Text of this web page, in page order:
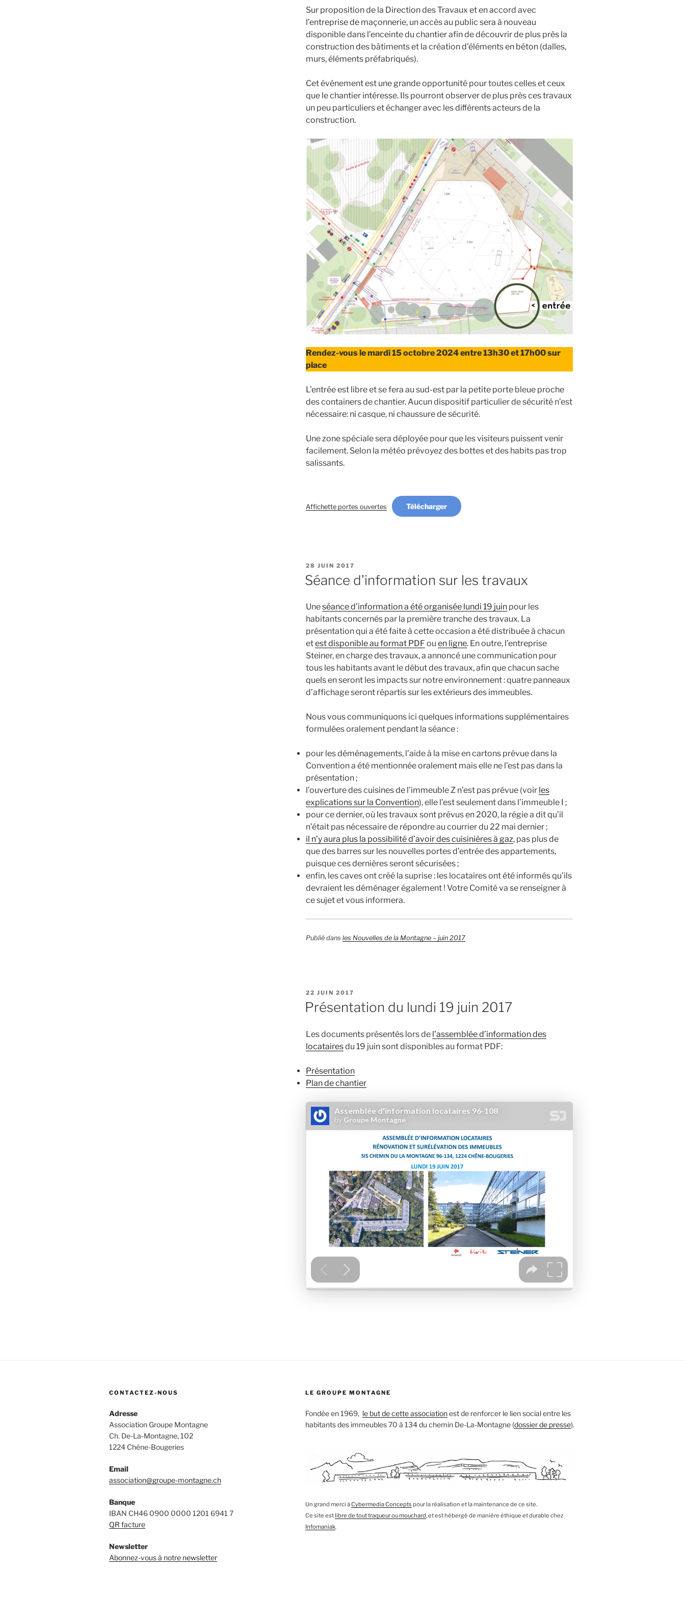
Sur proposition de la Direction des Travaux et en accord avec
l’entreprise de maçonnerie, un accès au public sera à nouveau
disponible dans l’enceinte du chantier afin de découvrir de plus près la
construction des bâtiments et la création d’éléments en béton (dalles,
murs, éléments préfabriqués).
Cet événement est une grande opportunité pour toutes celles et ceux
que le chantier intéresse. Ils pourront observer de plus près ces travaux
un peu particuliers et échanger avec les diﬀérents acteurs de la
construction.
Rendez-vous le mardi 15 octobre 2024 entre 13h30 et 17h00 sur
place
L’entrée est libre et se fera au sud-est par la petite porte bleue proche
des containers de chantier. Aucun dispositif particulier de sécurité n’est
nécessaire: ni casque, ni chaussure de sécurité.
Une zone spéciale sera déployée pour que les visiteurs puissent venir
facilement. Selon la météo prévoyez des bottes et des habits pas trop
salissants.
Affichette portes ouvertes Télécharger
PUBLIÉ
LE
28 JUIN 2017
Séance d’information sur les travaux
Uneséance d’information a été organisée lundi 19 juinpour les
habitants concernés par la première tranche des travaux. La
présentation qui a été faite à cette occasion a été distribuée à chacun
etest disponible au format PDF ou en ligne. En outre, l’entreprise
Steiner, en charge des travaux, a annoncé une communication pour
tous les habitants avant le début des travaux, afin que chacun sache
quels en seront les impacts sur notre environnement : quatre panneaux
d’affichage seront répartis sur les extérieurs des immeubles.
Nous vous communiquons ici quelques informations supplémentaires
formulées oralement pendant la séance :
pour les déménagements, l’aide à la mise en cartons prévue dans la
Convention a été mentionnée oralement mais elle ne l’est pas dans la
présentation ;
l’ouverture des cuisines de l’immeuble Z n’est pas prévue (voir les
explications sur la Convention), elle l’est seulement dans l’immeuble I ;
pour ce dernier, où les travaux sont prévus en 2020, la régie a dit qu’il
n’était pas nécessaire de répondre au courrier du 22 mai dernier ;
il n’y aura plus la possibilité d’avoir des cuisinières à gaz, pas plus de
que des barres sur les nouvelles portes d’entrée des appartements,
puisque ces dernières seront sécurisées ;
enfin, les caves ont créé la suprise : les locataires ont été informés qu’ils
devraient les déménager également ! Votre Comité va se renseigner à
ce sujet et vous informera.
Publié dans les Nouvelles de la Montagne – juin 2017
PUBLIÉ
LE
22 JUIN 2017
Présentation du lundi 19 juin 2017
Les documents présentés lors de l’assemblée d’information des
locatairesdu 19 juin sont disponibles au format PDF:
Présentation
Plan de chantier
CONTACTEZ-NOUS
Adresse
Association Groupe Montagne
Ch. De-La-Montagne, 102
1224 Chêne-Bougeries
Email
association@groupe-montagne.ch
Banque
IBAN CH46 0900 0000 1201 6941 7
QR facture
Newsletter
Abonnez-vous à notre newsletter
LE GROUPE MONTAGNE
Fondée en 1969, le but de cette associationest de renforcer le lien social entre les
habitants des immeubles 70 à 134 du chemin De-La-Montagne (dossier de presse).
Un grand merci àCybermedia Conceptspour la réalisation et la maintenance de ce site.
Ce site estlibre de tout traqueur ou mouchard, et est hébergé de manière éthique et durable chez
Infomaniak.